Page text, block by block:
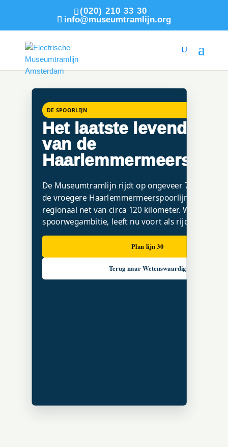
(020) 210 33 30
info@museumtramlijn.org
DE SPOORLIJN
Het laatste levende
van de
De Museumtramlijn rijdt op ongeveer 7 kilometer
de vroegere Haarlemmermeerspoorlijn, ooit een
regionaal net van circa 120 kilometer. Wat begon
spoorwegambitie, leeft nu voort als rijdend
Plan lijn 30
Terug naar Wetenswaardig